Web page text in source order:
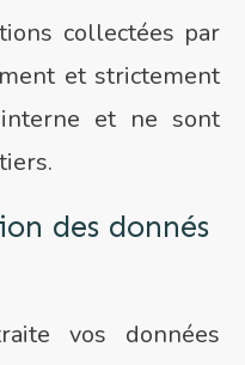
collectées par
et strictement
et ne sont
des donnés
vos données